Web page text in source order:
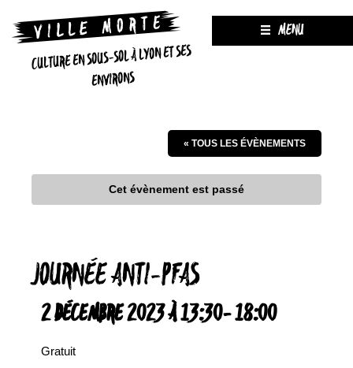
CULTURE EN SOUS-SOL À LYON ET SES
ENVIRONS
MENU
« TOUS LES ÉVÈNEMENTS
Cet évènement est passé
JOURNÉE ANTI-PFAS
2 DÉCEMBRE 2023 À 13:30-18:00
Gratuit